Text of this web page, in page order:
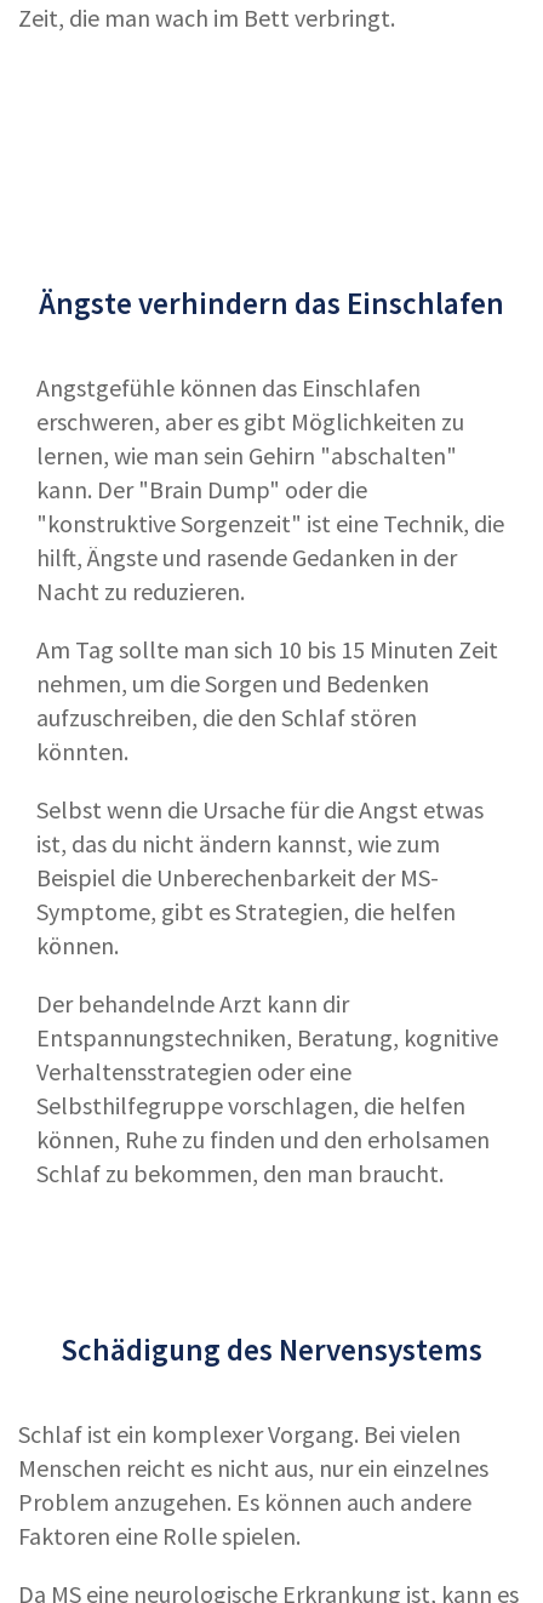
Zeit, die man wach im Bett verbringt.
Ängste verhindern das Einschlafen
Angstgefühle können das Einschlafen
erschweren, aber es gibt Möglichkeiten zu
lernen, wie man sein Gehirn "abschalten"
kann. Der "Brain Dump" oder die
"konstruktive Sorgenzeit" ist eine Technik, die
hilft, Ängste und rasende Gedanken in der
Nacht zu reduzieren.
Am Tag sollte man sich 10 bis 15 Minuten Zeit
nehmen, um die Sorgen und Bedenken
aufzuschreiben, die den Schlaf stören
könnten.
Selbst wenn die Ursache für die Angst etwas
ist, das du nicht ändern kannst, wie zum
Beispiel die Unberechenbarkeit der MS-
Symptome, gibt es Strategien, die helfen
können.
Der behandelnde Arzt kann dir
Entspannungstechniken, Beratung, kognitive
Verhaltensstrategien oder eine
Selbsthilfegruppe vorschlagen, die helfen
können, Ruhe zu finden und den erholsamen
Schlaf zu bekommen, den man braucht.
Schädigung des Nervensystems
Schlaf ist ein komplexer Vorgang. Bei vielen
Menschen reicht es nicht aus, nur ein einzelnes
Problem anzugehen. Es können auch andere
Faktoren eine Rolle spielen.
Da MS eine neurologische Erkrankung ist, kann es